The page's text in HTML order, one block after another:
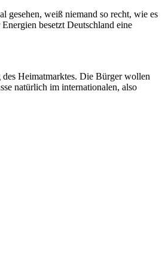
gesehen, weiß niemand so recht, wie es
besetzt Deutschland eine
Heimatmarktes. Die Bürger wollen
natürlich im internationalen, also